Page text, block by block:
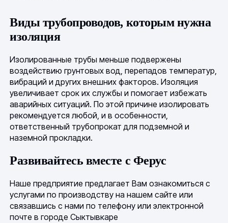
Виды трубопроводов, которым нужна
изоляция
Изолированные трубы меньше подвержены
воздействию грунтовых вод, перепадов температур,
вибраций и других внешних факторов. Изоляция
увеличивает срок их службы и помогает избежать
аварийных ситуаций. По этой причине изолировать
рекомендуется любой, и в особенности,
ответственный трубопрокат для подземной и
наземной прокладки.
Развивайтесь вместе с Ферус
Наше предприятие предлагает Вам ознакомиться с
услугами по производству на нашем сайте или
связавшись с нами по телефону или электронной
почте в городе Сыктывкаре